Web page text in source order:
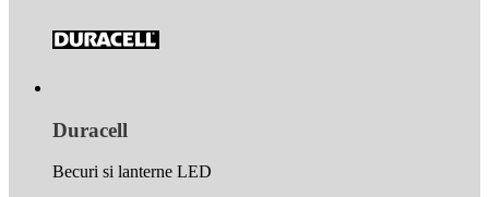
Duracell
Becuri si lanterne LED